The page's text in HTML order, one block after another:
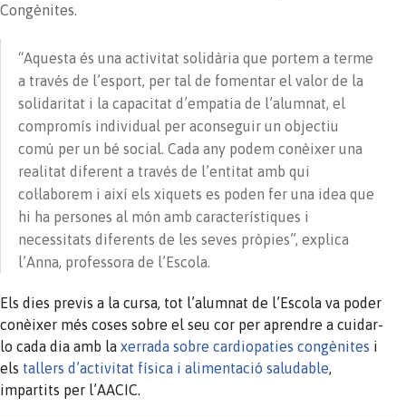
Congènites.
“Aquesta és una activitat solidària que portem a terme
a través de l’esport, per tal de fomentar el valor de la
solidaritat i la capacitat d’empatia de l’alumnat, el
compromís individual per aconseguir un objectiu
comú per un bé social. Cada any podem conèixer una
realitat diferent a través de l’entitat amb qui
col·laborem i així els xiquets es poden fer una idea que
hi ha persones al món amb característiques i
necessitats diferents de les seves pròpies”, explica
l’Anna, professora de l’Escola.
Els dies previs a la cursa, tot l’alumnat de l’Escola va poder
conèixer més coses sobre el seu cor per aprendre a cuidar-
lo cada dia amb la xerrada sobre cardiopaties congènites i
els tallers d’activitat física i alimentació saludable
impartits per l’AACIC.